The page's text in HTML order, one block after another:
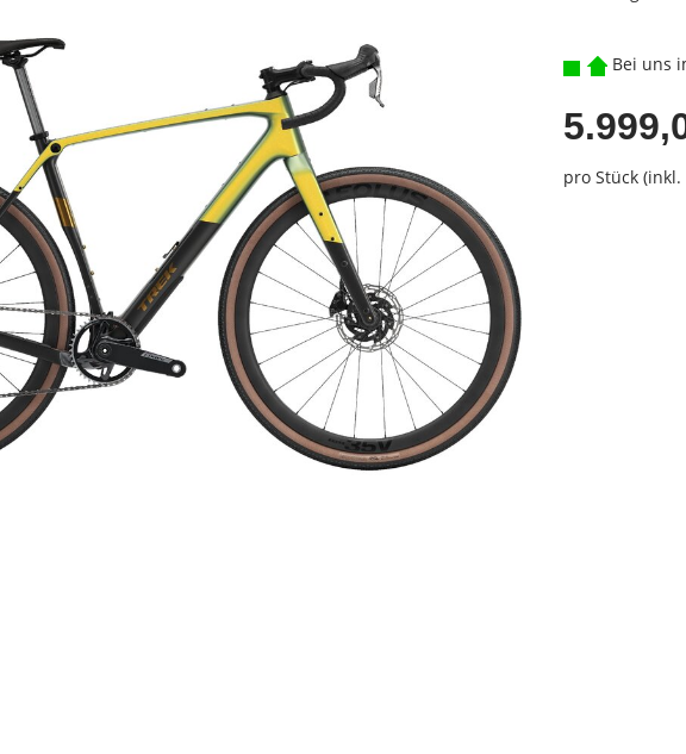
Bei uns
pro Stück (inkl.